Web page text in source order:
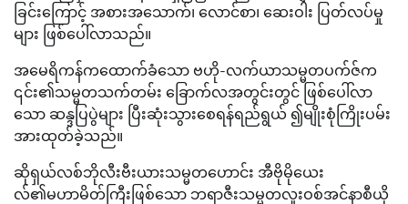
ခြင်းကြောင့် အစားအသောက်၊ လောင်စာ၊ ဆေးဝါး ပြတ်လပ်မှု
များ ဖြစ်ပေါ်လာသည်။
အမေရိကန်ကထောက်ခံသော ဗဟို-လက်ယာသမ္မတပက်ဇ်က
၎င်း၏သမ္မတသက်တမ်း ခြောက်လအတွင်းတွင် ဖြစ်ပေါ်လာ
သော ဆန္ဒပြပွဲများ ပြီးဆုံးသွားစေရန်ရည်ရွယ် ၍မျိုးစုံကြိုးပမ်း
အားထုတ်ခဲ့သည်။
ဆိုရှယ်လစ်ဘိုလီးဗီးယားသမ္မတဟောင်း အီဗိုမိုယေး
လ်၏မဟာမိတ်ကြီးဖြစ်သော ဘရာဇီးသမ္မတလူးဝစ်အင်နာစီယို